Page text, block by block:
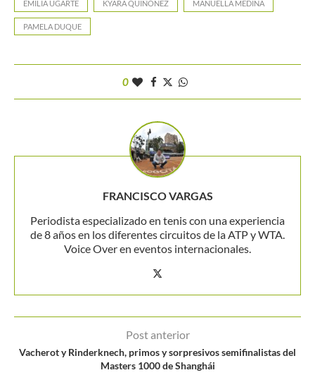
EMILIA UGARTE KYARA QUIÑÓNEZ MANUELLA MEDINA
PAMELA DUQUE
0
FRANCISCO VARGAS
Periodista especializado en tenis con una experiencia
de 8 años en los diferentes circuitos de la ATP y WTA.
Voice Over en eventos internacionales.
Post anterior
Vacherot y Rinderknech, primos y sorpresivos semifinalistas del
Masters 1000 de Shanghái